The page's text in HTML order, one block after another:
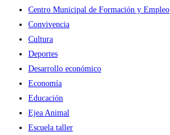
Centro Municipal de Formación y Empleo
Convivencia
Cultura
Deportes
Desarrollo económico
Economía
Educación
Ejea Animal
Escuela taller